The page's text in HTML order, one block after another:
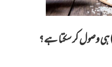
ہی وصول کر سکتا ہے؟